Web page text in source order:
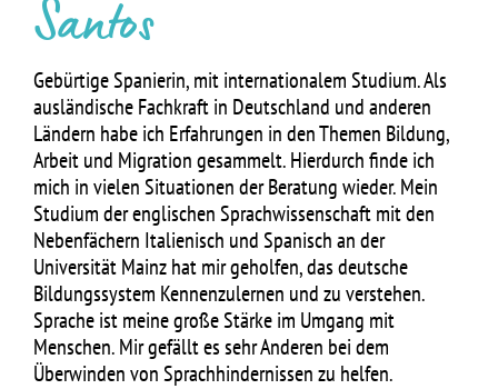
Santos
Gebürtige Spanierin, mit internationalem Studium. Als
ausländische Fachkraft in Deutschland und anderen
Ländern habe ich Erfahrungen in den Themen Bildung,
Arbeit und Migration gesammelt. Hierdurch finde ich
mich in vielen Situationen der Beratung wieder. Mein
Studium der englischen Sprachwissenschaft mit den
Nebenfächern Italienisch und Spanisch an der
Universität Mainz hat mir geholfen, das deutsche
Bildungssystem Kennenzulernen und zu verstehen.
Sprache ist meine große Stärke im Umgang mit
Menschen. Mir gefällt es sehr Anderen bei dem
Überwinden von Sprachhindernissen zu helfen.